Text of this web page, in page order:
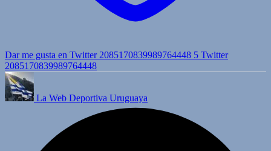
Dar me gusta en Twitter 2085170839989764448 5 Twitter
2085170839989764448
La Web Deportiva Uruguaya